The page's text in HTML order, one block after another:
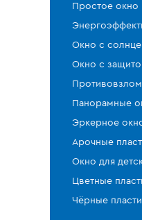
Простое окно
Окно с
Окно с
Панорамные
Эркерное
Арочные
Окно для
Цветные
Чёрные